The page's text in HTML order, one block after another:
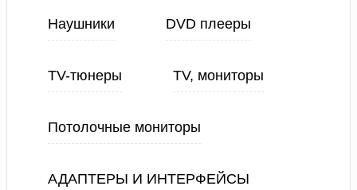
Наушники DVD плееры
TV-тюнеры TV, мониторы
Потолочные мониторы
АДАПТЕРЫ И ИНТЕРФЕЙСЫ